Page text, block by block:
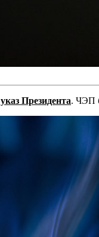
указ Президента. ЧЭП